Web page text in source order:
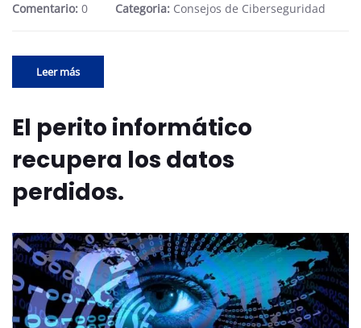
Comentario: 0 Categoria: Consejos de Ciberseguridad
Leer más
El perito informático
recupera los datos
perdidos.